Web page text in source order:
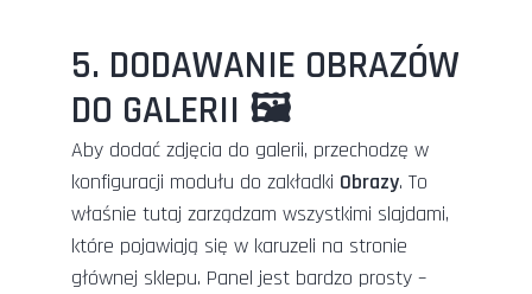
5. DODAWANIE OBRAZÓW
DO GALERII 🖼️
Aby dodać zdjęcia do galerii, przechodzę w
konfiguracji modułu do zakładki Obrazy. To
właśnie tutaj zarządzam wszystkimi slajdami,
które pojawiają się w karuzeli na stronie
głównej sklepu. Panel jest bardzo prosty –